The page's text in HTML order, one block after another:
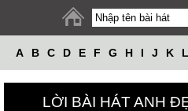
A B C D E F G H I J K L
LỜI BÀI HÁT ANH